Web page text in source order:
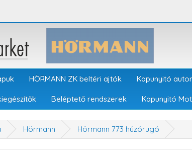
HÖRMANN ZK beltéri ajtók Kapunyitó
Beléptető rendszerek Kapunyitó
Hörmann Hörmann 773 húzórugó